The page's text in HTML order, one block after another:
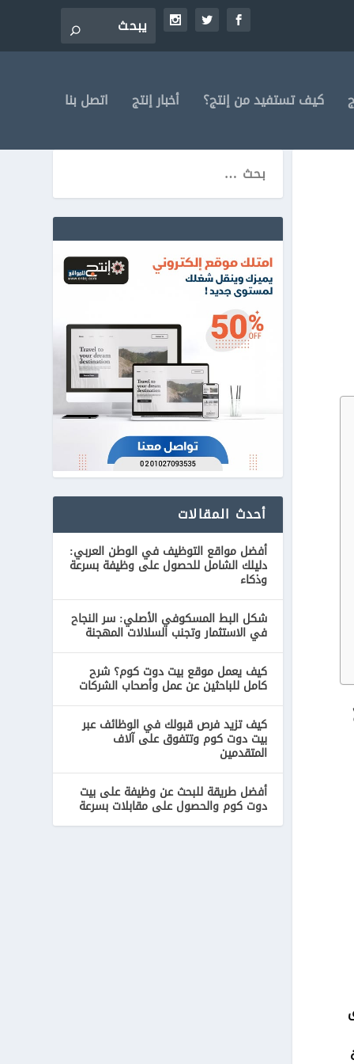
كيف تستفيد من إنتج؟ أخبار إنتج اتصل بنا
أحدث المقالات
أفضل مواقع التوظيف في الوطن العربي:
دليلك الشامل للحصول على وظيفة بسرعة
وذكاء
شكل البط المسكوفي الأصلي: سر النجاح
في الاستثمار وتجنب السلالات المهجنة
كيف يعمل موقع بيت دوت كوم؟ شرح
كامل للباحثين عن عمل وأصحاب الشركات
كيف تزيد فرص قبولك في الوظائف عبر
بيت دوت كوم وتتفوق على آلاف
المتقدمين
أفضل طريقة للبحث عن وظيفة على بيت
دوت كوم والحصول على مقابلات بسرعة